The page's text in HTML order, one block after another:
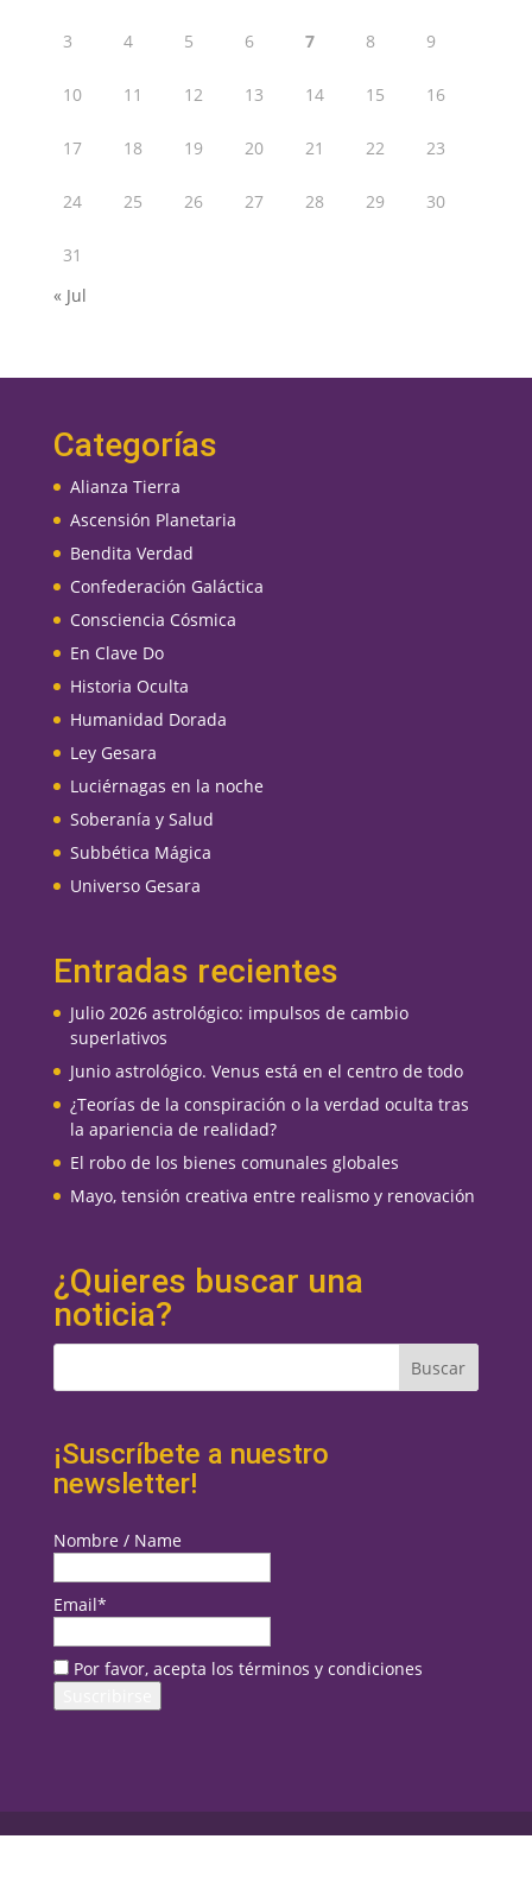
3 4 5 6 7 8 9
10 11 12 13 14 15 16
17 18 19 20 21 22 23
24 25 26 27 28 29 30
31
« Jul
Categorías
Alianza Tierra
Ascensión Planetaria
Bendita Verdad
Confederación Galáctica
Consciencia Cósmica
En Clave Do
Historia Oculta
Humanidad Dorada
Ley Gesara
Luciérnagas en la noche
Soberanía y Salud
Subbética Mágica
Universo Gesara
Entradas recientes
Julio 2026 astrológico: impulsos de cambio
superlativos
Junio astrológico. Venus está en el centro de todo
¿Teorías de la conspiración o la verdad oculta tras
la apariencia de realidad?
El robo de los bienes comunales globales
Mayo, tensión creativa entre realismo y renovación
¿Quieres buscar una
noticia?
¡Suscríbete a nuestro
newsletter!
Nombre / Name
Email*
Por favor, acepta los términos y condiciones